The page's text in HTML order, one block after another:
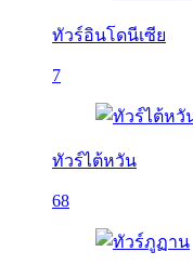
ทัวร์อินโดนีเซีย
7
ทัวร์ไต้หวัน
68